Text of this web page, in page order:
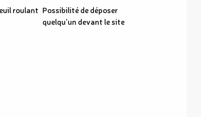
roulant Possibilité de déposer
quelqu’un devant le site